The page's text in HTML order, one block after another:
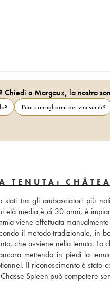
Chiedi a Margaux, la nostra
Puoi consigliarmi dei vini simili?
stati tra gli ambasciatori più
media è di 30 anni, è
viene effettuata
il metodo tradizionale, in
che avviene nella tenuta.
mettendo in piedi la
Il riconoscimento è
Spleen può competere